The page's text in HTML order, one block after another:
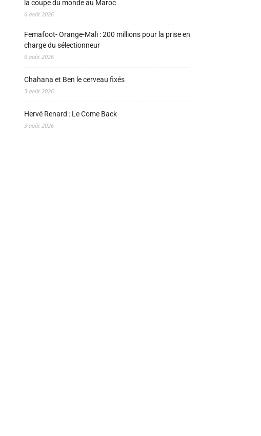
la coupe du monde au Maroc
6 août 2026
Femafoot- Orange-Mali : 200 millions pour la prise en
charge du sélectionneur
6 août 2026
Chahana et Ben le cerveau fixés
3 août 2026
Hervé Renard : Le Come Back
3 août 2026